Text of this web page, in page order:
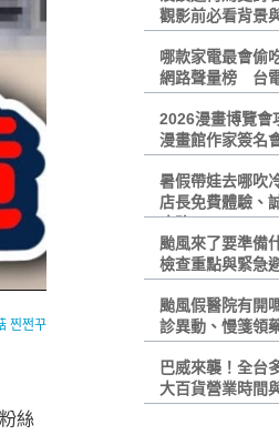
찐쩐꾸
絲
觀影前必看背景
哪款家電最會偷
網路聲量榜 台
2026漫畫博覽會
漫畫館作家簽名
暑假帶娃去哪吹
店長免費體驗、
攻略
颱風來了要準備
檢查重點與緊急
颱風假醫院有開
診異動、慢箋領
巴威來襲！全
大百貨營業時間